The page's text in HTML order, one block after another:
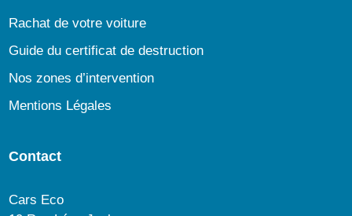
Rachat de votre voiture
Guide du certificat de destruction
Nos zones d’intervention
Mentions Légales
Contact
Cars Eco